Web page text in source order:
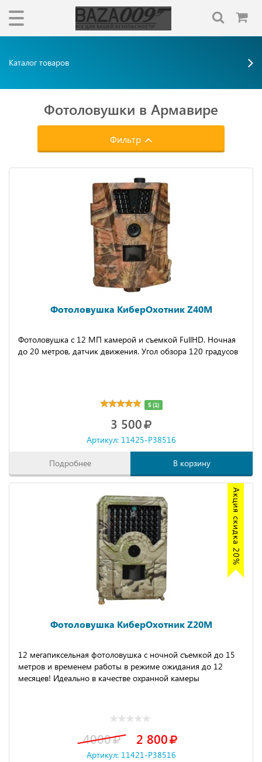
Каталог товаров
Фотоловушки в Армавире
Фильтр
Фотоловушка КиберОхотник Z40M
Фотоловушка с 12 МП камерой и съемкой FullHD. Ночная
до 20 метров, датчик движения. Угол обзора 120 градусов
5 (1)
3 500
Артикул: 11425-P38516
Подробнее В корзину
Акция скидка 20%
Фотоловушка КиберОхотник Z20M
12 мегапиксельная фотоловушка с ночной съемкой до 15
метров и временем работы в режиме ожидания до 12
месяцев! Идеально в качестве охранной камеры
4000 2 800
Артикул: 11421-P38516